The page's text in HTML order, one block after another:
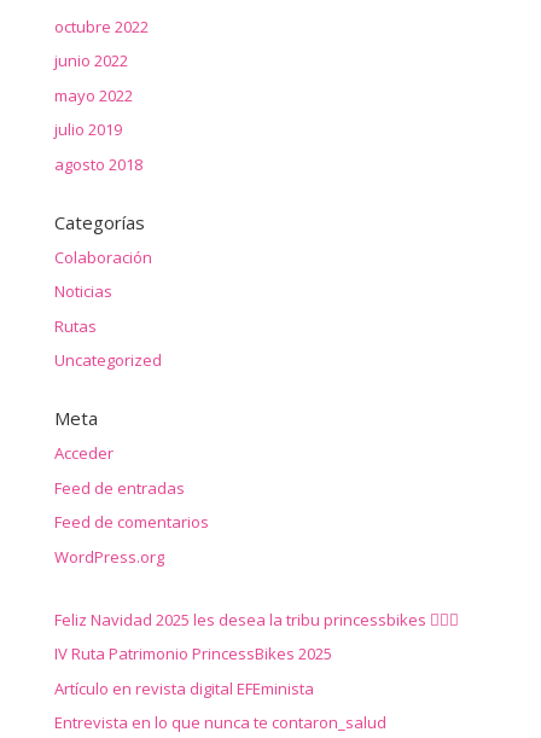
octubre 2022
junio 2022
mayo 2022
julio 2019
agosto 2018
Categorías
Colaboración
Noticias
Rutas
Uncategorized
Meta
Acceder
Feed de entradas
Feed de comentarios
WordPress.org
Feliz Navidad 2025 les desea la tribu princessbikes 🚴‍♀️✨
IV Ruta Patrimonio PrincessBikes 2025
Artículo en revista digital EFEminista
Entrevista en lo que nunca te contaron_salud